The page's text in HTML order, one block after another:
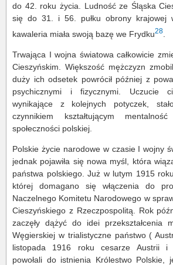
do 42. roku życia. Ludność ze Śląska
się do 31. i 56. pułku obrony krajowej
kawaleria miała swoją bazę we Frydku28
Trwająca I wojna światowa całkowicie
Cieszyńskim. Większość mężczyzn
duży ich odsetek powrócił później z
psychicznymi i fizycznymi. Uczucie
wynikające z kolejnych potyczek,
czynnikiem kształtującym
społeczności polskiej.
Polskie życie narodowe w czasie I wojny
jednak pojawiła się nowa myśl, która
państwa polskiego. Już w lutym 1915
której domagano się włączenia do
Naczelnego Komitetu Narodowego w
Cieszyńskiego z Rzeczpospolitą. Rok
zaczęły dążyć do idei przekształcenia
Węgierskiej w trialistyczne państwo (
listopada 1916 roku cesarze Austrii i
powołali do istnienia Królestwo Polskie,